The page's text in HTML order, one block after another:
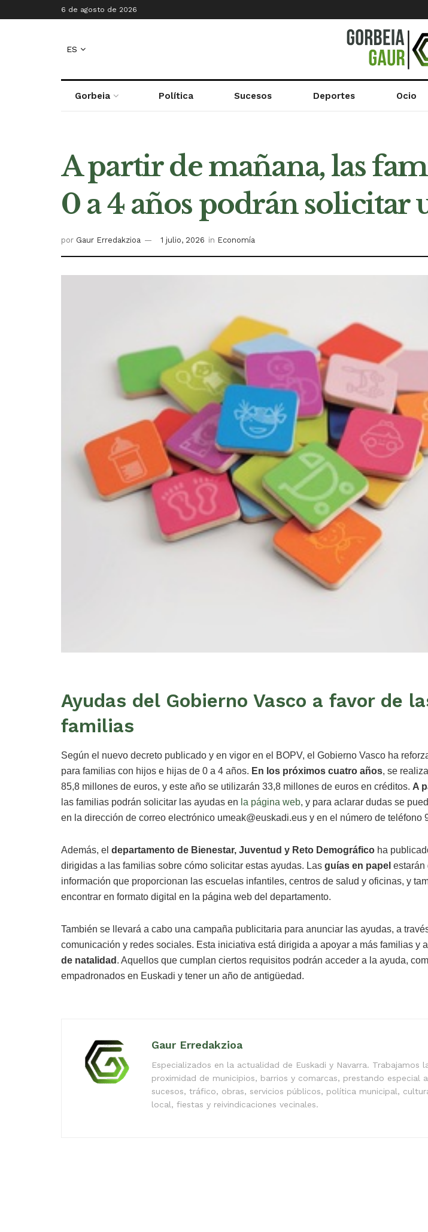
6 de agosto de 2026
ES
Gorbeia Política Sucesos Deportes Ocio
A partir de mañana, las
0 a 4 años podrán solicitar
por Gaur Erredakzioa 1 julio, 2026 in Economía
Ayudas del Gobierno Vasco a favor de
familias
Según el nuevo decreto publicado y en vigor en el BOPV, el Gobierno Vasco ha
para familias con hijos e hijas de 0 a 4 años. En los próximos cuatro años, se
85,8 millones de euros, y este año se utilizarán 33,8 millones de euros en créditos. A
las familias podrán solicitar las ayudas en la página web, y para aclarar dudas se
en la dirección de correo electrónico umeak@euskadi.eus y en el número de teléfono
Además, el departamento de Bienestar, Juventud y Reto Demográfico ha
dirigidas a las familias sobre cómo solicitar estas ayudas. Las guías en papel estarán
información que proporcionan las escuelas infantiles, centros de salud y oficinas, y
encontrar en formato digital en la página web del departamento.
También se llevará a cabo una campaña publicitaria para anunciar las ayudas, a
comunicación y redes sociales. Esta iniciativa está dirigida a apoyar a más familias y a
de natalidad . Aquellos que cumplan ciertos requisitos podrán acceder a la ayuda,
empadronados en Euskadi y tener un año de antigüedad.
Gaur Erredakzioa
Especializados en la actualidad de Euskadi y Navarra. Trabajamos
proximidad de municipios, barrios y comarcas, prestando especial
sucesos, tráfico, obras, servicios públicos, política municipal,
local, fiestas y reivindicaciones vecinales.